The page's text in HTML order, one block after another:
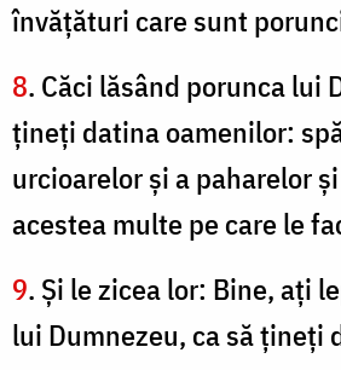
învăţături care sunt
8. Căci lăsând porunca lui
ţineţi datina oamenilor:
urcioarelor şi a paharelor
acestea multe pe care le
9. Şi le zicea lor: Bine, aţi
lui Dumnezeu, ca să ţineţi